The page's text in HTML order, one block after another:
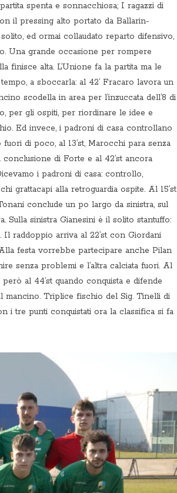
spenta e sonnacchiosa; I ragazzi di
il pressing alto portato da Ballarin-
ed ormai collaudato reparto difensivo,
Una grande occasione per rompere
finisce alta. L’Unione fa la partita ma le
a sboccarla: al 42’ Fracaro lavora un
scodella in area per l’inzuccata dell’8 di
per gli ospiti, per riordinare le idee e
Ed invece, i padroni di casa controllano
di poco, al 13’st, Marocchi para senza
conclusione di Forte e al 42’st ancora
i padroni di casa: controllo,
grattacapi alla retroguardia ospite. Al 15’st
conclude un po largo da sinistra, sul
Sulla sinistra Gianesini è il solito stantuffo:
raddoppio arriva al 22’st con Giordani
festa vorrebbe partecipare anche Pilan
senza problemi e l’altra calciata fuori. Al
al 44’st quando conquista e difende
mancino. Triplice fischio del Sig. Tinelli di
i tre punti conquistati ora la classifica si fa